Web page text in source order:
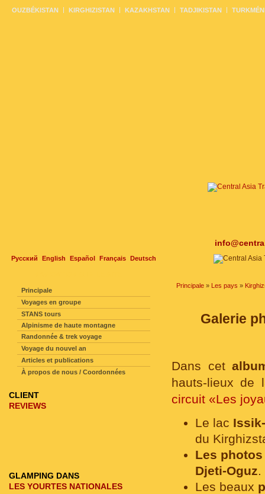
Русский English Español Français Deutsch
OUZBÉKISTAN KIRGHIZISTAN KAZAKHSTAN TADJIKISTAN
Principale » Les pays »
Galerie
Dans cet
hauts-lieux de
circuit «Les
Le lac
du
Les
Djeti-Oguz.
Les beaux
Principale
Voyages en groupe
STANS tours
Alpinisme de haute montagne
Randonnée & trek voyage
Voyage du nouvel an
Articles et publications
À propos de nous / Coordonnées
CLIENT
REVIEWS
GLAMPING DANS
LES YOURTES NATIONALES